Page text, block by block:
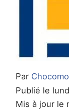
Par
Publié le
Mis à jour le